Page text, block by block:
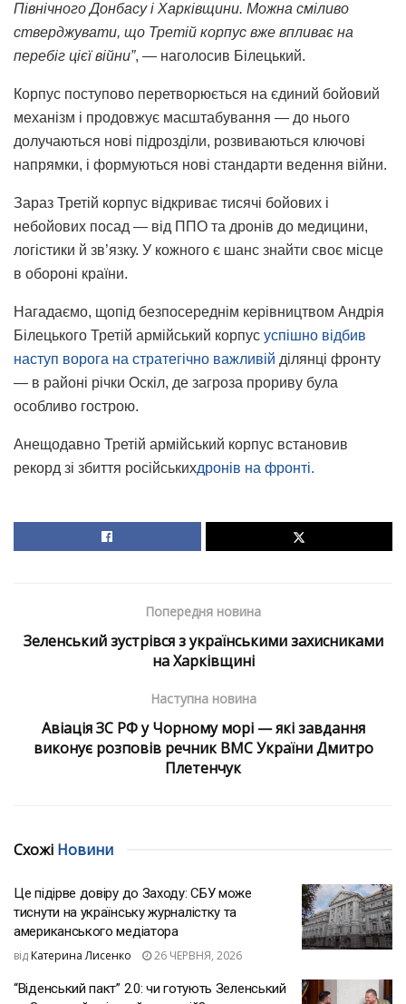
Північного Донбасу і Харківщини. Можна сміливо
стверджувати, що Третій корпус вже впливає на
перебіг цієї війни”, — наголосив Білецький.
Корпус поступово перетворюється на єдиний бойовий
механізм і продовжує масштабування — до нього
долучаються нові підрозділи, розвиваються ключові
напрямки, і формуються нові стандарти ведення війни.
Зараз Третій корпус відкриває тисячі бойових і
небойових посад — від ППО та дронів до медицини,
логістики й зв’язку. У кожного є шанс знайти своє місце
в обороні країни.
Нагадаємо, щопід безпосереднім керівництвом Андрія
Білецького Третій армійський корпус успішно відбив
наступ ворога на стратегічно важливій ділянці фронту
— в районі річки Оскіл, де загроза прориву була
особливо гострою.
Анещодавно Третій армійський корпус встановив
рекорд зі збиття російськихдронів на фронті.
Попередня новина
Зеленський зустрівся з українськими захисниками
на Харківщині
Наступна новина
Авіація ЗС РФ у Чорному морі — які завдання
виконує розповів речник ВМС України Дмитро
Плетенчук
Схожі Новини
Це підірве довіру до Заходу: СБУ може
тиснути на українську журналістку та
американського медіатора
від Катерина Лисенко 26 ЧЕРВНЯ, 2026
“Віденський пакт” 2.0: чи готують Зеленський